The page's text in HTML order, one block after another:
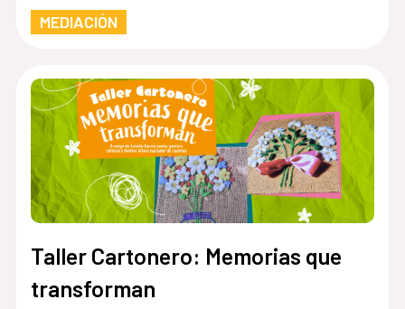
MEDIACIÓN
Taller Cartonero: Memorias que
transforman